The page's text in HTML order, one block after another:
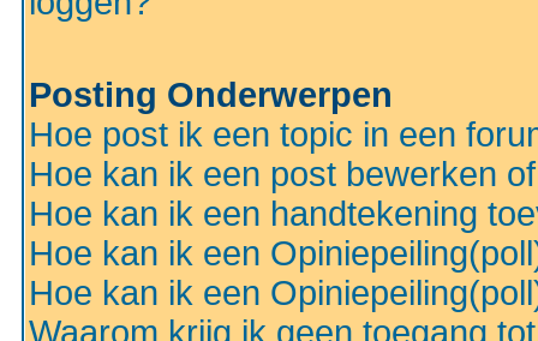
Posting Onderwerpen
Hoe post ik een topic in een
Hoe kan ik een post bewerken
Hoe kan ik een handtekening
Hoe kan ik een
Hoe kan ik een
Waarom krijg ik geen toegang